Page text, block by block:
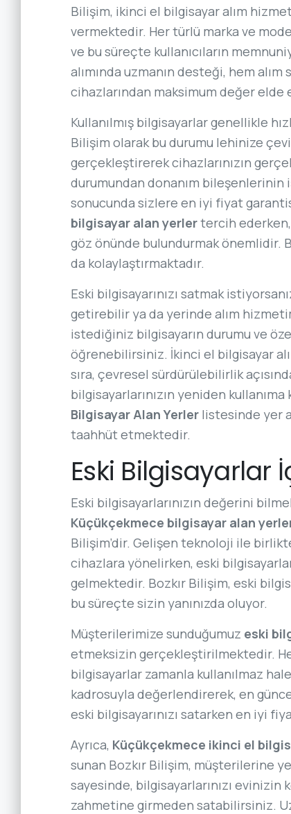
Bilişim, ikinci el bilgisayar alım
vermektedir. Her türlü marka ve
ve bu süreçte kullanıcıların
alımında uzmanın desteği, hem
cihazlarından maksimum değer elde
Kullanılmış bilgisayarlar genellikle
Bilişim olarak bu durumu lehinize
gerçekleştirerek cihazlarınızın
durumundan donanım bileşenlerinin
sonucunda sizlere en iyi fiyat
bilgisayar alan yerlertercih ederken,
göz önünde bulundurmak önemlidir.
da kolaylaştırmaktadır.
Eski bilgisayarınızı satmak
getirebilir ya da yerinde alım
istediğiniz bilgisayarın durumu ve
öğrenebilirsiniz. İkinci el bilgisayar
sıra, çevresel sürdürülebilirlik
bilgisayarlarınızın yeniden kullanıma
Bilgisayar Alan Yerler listesinde yer
taahhüt etmektedir.
Eski Bilgisayarlar
Eski bilgisayarlarınızın değerini
Küçükçekmece bilgisayar alan
Bilişim’dir. Gelişen teknoloji ile
cihazlara yönelirken, eski
gelmektedir. Bozkır Bilişim, eski
bu süreçte sizin yanınızda oluyor.
Müşterilerimize sunduğumuz eski
etmeksizin gerçekleştirilmektedir.
bilgisayarlar zamanla kullanılmaz
kadrosuyla değerlendirerek, en
eski bilgisayarınızı satarken en iyi
Ayrıca, Küçükçekmece ikinci el
sunan Bozkır Bilişim, müşterilerine
sayesinde, bilgisayarlarınızı
zahmetine girmeden satabilirsiniz.